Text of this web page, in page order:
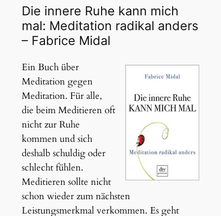
Die innere Ruhe kann mich
mal: Meditation radikal anders
– Fabrice Midal
Ein Buch über
Meditation gegen
Meditation. Für alle,
die beim Meditieren oft
nicht zur Ruhe
kommen und sich
deshalb schuldig oder
schlecht fühlen.
Meditieren sollte nicht
schon wieder zum nächsten
Leistungsmerkmal verkommen. Es geht